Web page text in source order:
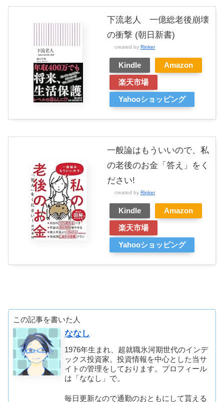
下流老人 一億総老後崩壊
の衝撃 (朝日新書)
created by Rinker
Kindle
Amazon
楽天市場
Yahooショッピング
一般論はもういいので、私
の老後のお金「答え」をく
ださい!
created by Rinker
Kindle
Amazon
楽天市場
Yahooショッピング
この記事を書いた人
ななし
1976年生まれ、超就職氷河期世代のインデ
ックス投資家。投資情報を中心とした当サ
イトの管理をしております。プロフィール
は「ななし」で。
毎日更新なので通勤のおともにして貰える